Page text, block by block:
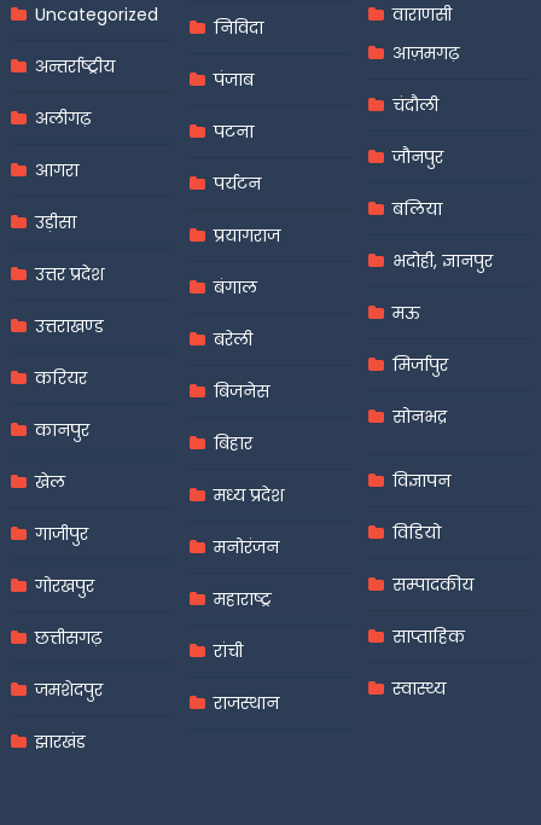
Uncategorized
अन्तर्राष्ट्रीय
अलीगढ़
आगरा
उड़ीसा
उत्तर प्रदेश
उत्तराखण्ड
करियर
कानपुर
खेल
गाजीपुर
गोरखपुर
छत्तीसगढ़
जमशेदपुर
झारखंड
निविदा
पंजाब
पटना
पर्यटन
प्रयागराज
बंगाल
बरेली
बिजनेस
बिहार
मध्य प्रदेश
मनोरंजन
महाराष्ट्र
रांची
राजस्थान
वाराणसी
आज़मगढ़
चंदौली
जौनपुर
बलिया
भदोही, ज्ञानपुर
मऊ
मिर्जापुर
सोनभद्र
विज्ञापन
विडियो
सम्पादकीय
साप्ताहिक
स्वास्थ्य